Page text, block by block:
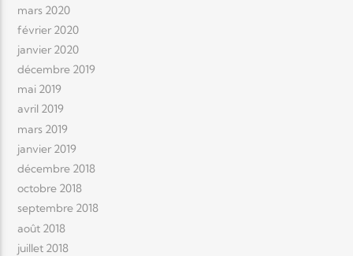
mars 2020
février 2020
janvier 2020
décembre 2019
mai 2019
avril 2019
mars 2019
janvier 2019
décembre 2018
octobre 2018
septembre 2018
août 2018
juillet 2018